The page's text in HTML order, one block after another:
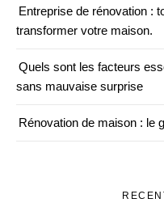
Entreprise de rénovation :
transformer votre maison.
Quels sont les facteurs
sans mauvaise surprise
Rénovation de maison : le